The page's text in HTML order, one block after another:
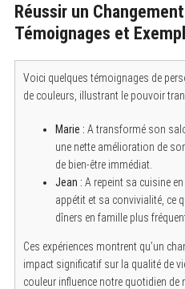
Réussir un
Témoignages et
Voici quelques témoignages de
de couleurs, illustrant le pouvoir
Marie : A transformé son
une nette amélioration de
de bien-être immédiat.
Jean : A repeint sa cuisine
appétit et sa convivialité, ce
dîners en famille plus
Ces expériences montrent qu’un
impact significatif sur la qualité de
couleur influence notre quotidien de